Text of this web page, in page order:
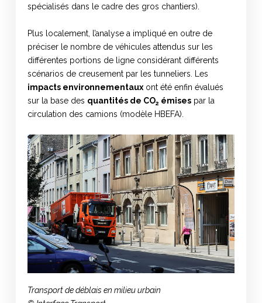
spécialisés dans le cadre des gros chantiers).
Plus localement, l’analyse a impliqué en outre de
préciser le nombre de véhicules attendus sur les
différentes portions de ligne considérant différents
scénarios de creusement par les tunneliers. Les
impacts environnementauxont été enfin évalués
sur la base des quantités de CO2 émisespar la
circulation des camions (modèle HBEFA).
Transport de déblais en milieu urbain